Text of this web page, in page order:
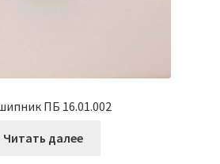
ПБ 16.01.002
Читать далее